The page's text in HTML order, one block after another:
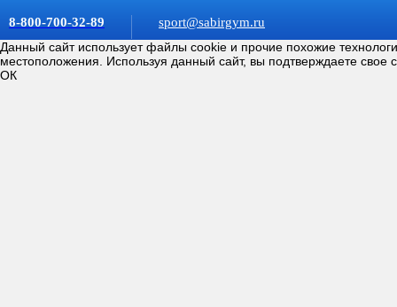
8-800-700-32-89
sport@sabirgym.ru
Данный сайт использует файлы cookie и прочие похожие
местоположения. Используя данный сайт, вы подтверждаете свое
ОК